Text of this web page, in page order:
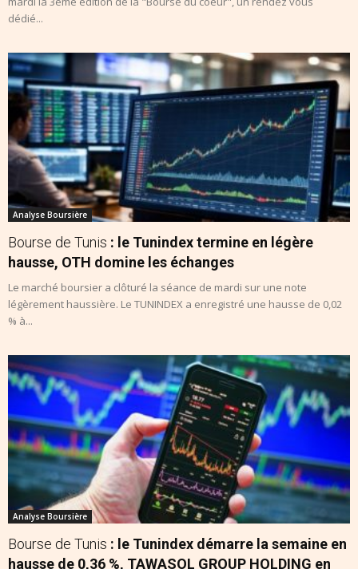
dédié...
Analyse Boursière
Bourse de Tunis : le Tunindex termine en légère
hausse, OTH domine les échanges
Le marché boursier a clôturé la séance de mardi sur une note
légèrement haussière. Le TUNINDEX a enregistré une hausse de 0,02
% à...
Analyse Boursière
Bourse de Tunis : le Tunindex démarre la semaine en
hausse de 0,36 %, TAWASOL GROUP HOLDING en